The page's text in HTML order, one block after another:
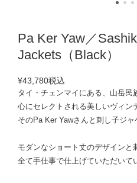
Pa Ker Yaw／
Jackets（Black）
¥43,780税込
タイ・チェンマイにある、山岳民
心にセレクトされる美しいヴィン
そのPa Ker Yawさんと刺し子ジャ
モダンなショート丈のデザインと
全て手仕事で仕上げていただいて